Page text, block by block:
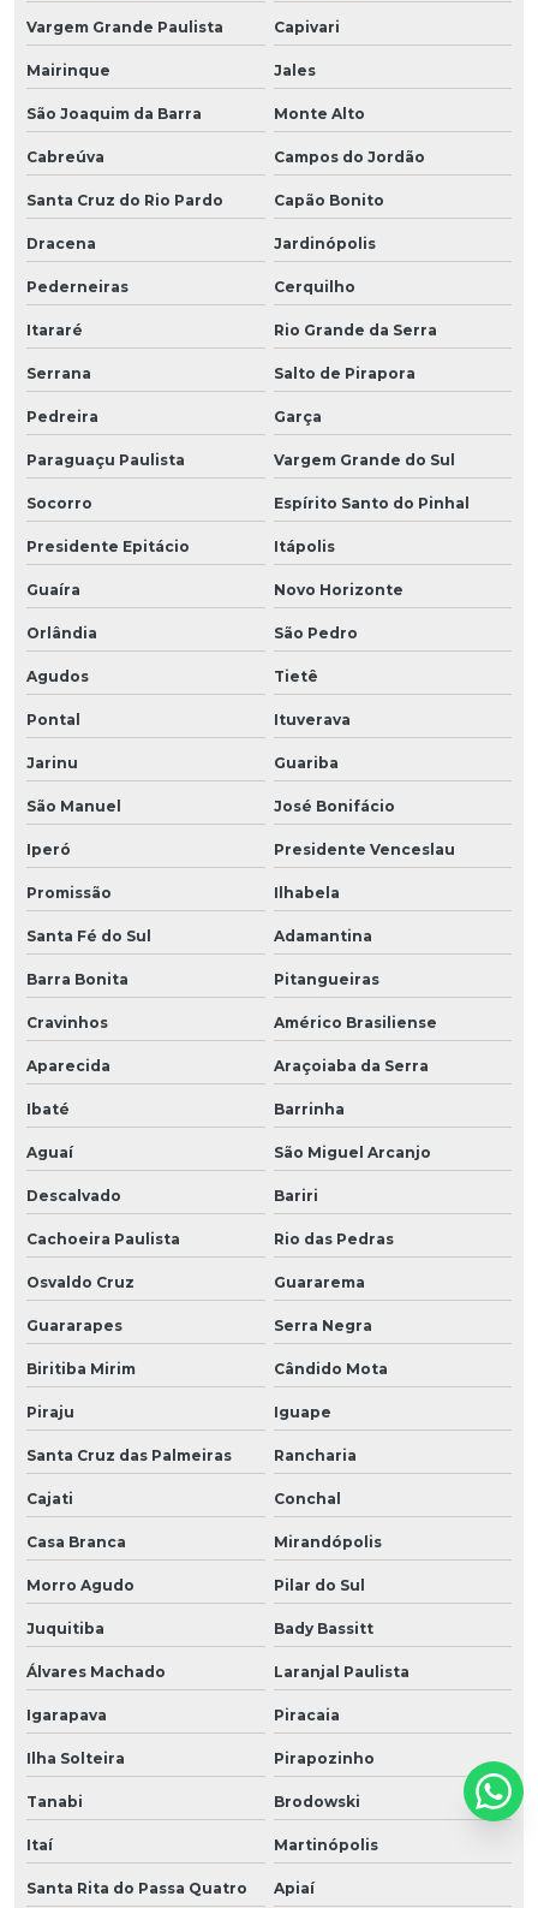
Vargem Grande Paulista Capivari
Mairinque Jales
São Joaquim da Barra Monte Alto
Cabreúva Campos do Jordão
Santa Cruz do Rio Pardo Capão Bonito
Dracena Jardinópolis
Pederneiras Cerquilho
Itararé Rio Grande da Serra
Serrana Salto de Pirapora
Pedreira Garça
Paraguaçu Paulista Vargem Grande do Sul
Socorro Espírito Santo do Pinhal
Presidente Epitácio Itápolis
Guaíra Novo Horizonte
Orlândia São Pedro
Agudos Tietê
Pontal Ituverava
Jarinu Guariba
São Manuel José Bonifácio
Iperó Presidente Venceslau
Promissão Ilhabela
Santa Fé do Sul Adamantina
Barra Bonita Pitangueiras
Cravinhos Américo Brasiliense
Aparecida Araçoiaba da Serra
Ibaté Barrinha
Aguaí São Miguel Arcanjo
Descalvado Bariri
Cachoeira Paulista Rio das Pedras
Osvaldo Cruz Guararema
Guararapes Serra Negra
Biritiba Mirim Cândido Mota
Piraju Iguape
Santa Cruz das Palmeiras Rancharia
Cajati Conchal
Casa Branca Mirandópolis
Morro Agudo Pilar do Sul
Juquitiba Bady Bassitt
Álvares Machado Laranjal Paulista
Igarapava Piracaia
Ilha Solteira Pirapozinho
Tanabi Brodowski
Itaí Martinópolis
Santa Rita do Passa Quatro Apiaí